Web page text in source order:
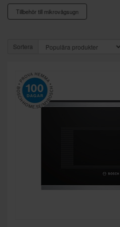
Tillbehör till mikrovågsugn
Sortera